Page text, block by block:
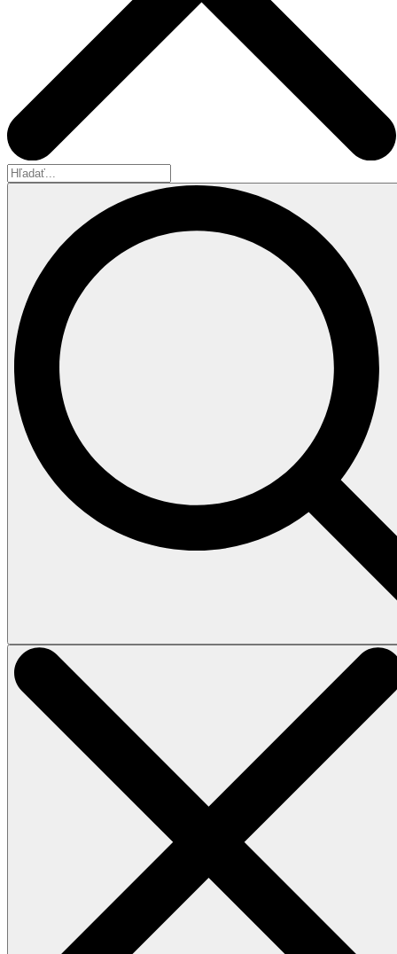
Hľadať...